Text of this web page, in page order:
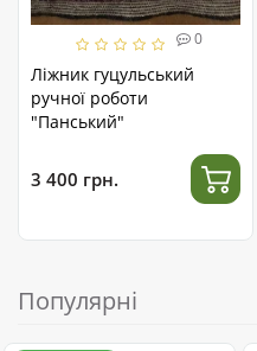
0
Ліжник гуцульський
ручної роботи
"Панський"
3 400 грн.
Популярні